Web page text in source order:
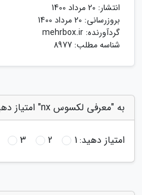
انتشار: 20 مرداد 1400
بروزرسانی: 20 مرداد 1400
گردآورنده: mehrbox.ir
شناسه مطلب: 8977
به "معرفی لکسوس nx" امتیاز دهید
امتیاز دهید:1
2
3